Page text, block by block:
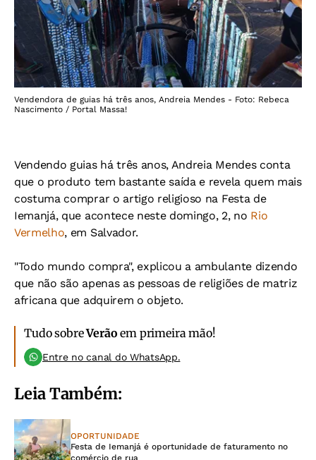
Vendendora de guias há três anos, Andreia Mendes - Foto: Rebeca
Nascimento / Portal Massa!
Vendendo guias há três anos, Andreia Mendes conta
que o produto tem bastante saída e revela quem mais
costuma comprar o artigo religioso na Festa de
Iemanjá, que acontece neste domingo, 2, no Rio
Vermelho, em Salvador.
"Todo mundo compra", explicou a ambulante dizendo
que não são apenas as pessoas de religiões de matriz
africana que adquirem o objeto.
Tudo sobreVerão em primeira mão!
Entre no canal do WhatsApp.
Leia Também:
OPORTUNIDADE
Festa de Iemanjá é oportunidade de faturamento no
comércio de rua